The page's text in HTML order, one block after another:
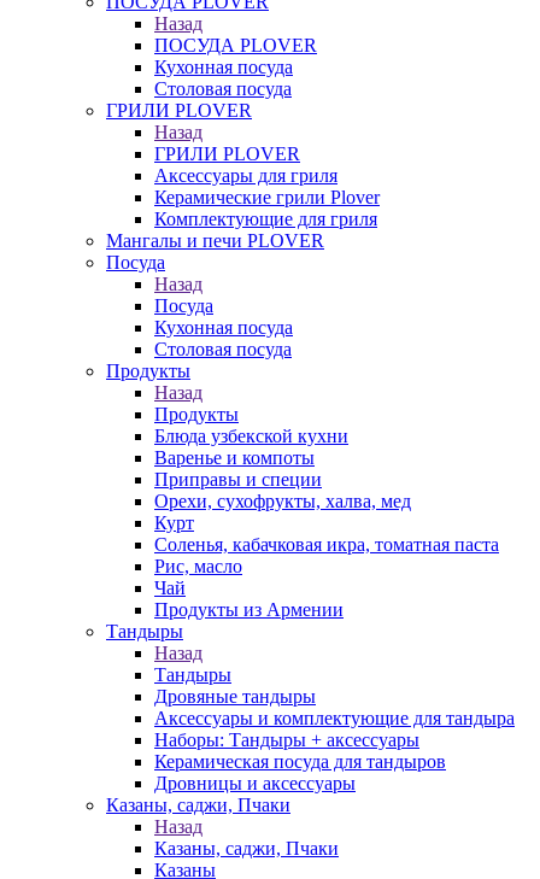
Назад
ПОСУДА PLOVER
Кухонная посуда
Столовая посуда
ГРИЛИ PLOVER
Назад
ГРИЛИ PLOVER
Аксессуары для гриля
Керамические грили Plover
Комплектующие для гриля
Мангалы и печи PLOVER
Посуда
Назад
Посуда
Кухонная посуда
Столовая посуда
Продукты
Назад
Продукты
Блюда узбекской кухни
Варенье и компоты
Приправы и специи
Орехи, сухофрукты, халва, мед
Курт
Соленья, кабачковая икра, томатная паста
Рис, масло
Чай
Продукты из Армении
Тандыры
Назад
Тандыры
Дровяные тандыры
Аксессуары и комплектующие для тандыра
Наборы: Тандыры + аксессуары
Керамическая посуда для тандыров
Дровницы и аксессуары
Казаны, саджи, Пчаки
Назад
Казаны, саджи, Пчаки
Казаны